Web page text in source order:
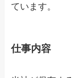
ています。
仕事内容